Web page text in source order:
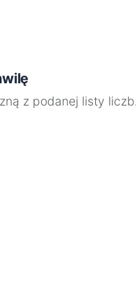
z podanej listy